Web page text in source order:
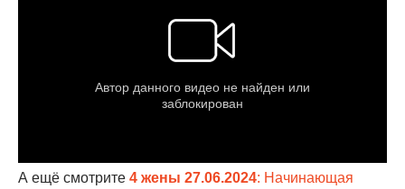
А ещё смотрите 4 жены 27.06.2024: Начинающая